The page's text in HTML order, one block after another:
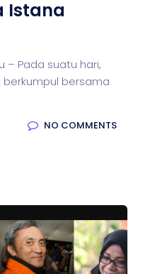
Istana
– Pada suatu hari,
berkumpul bersama
NO COMMENTS